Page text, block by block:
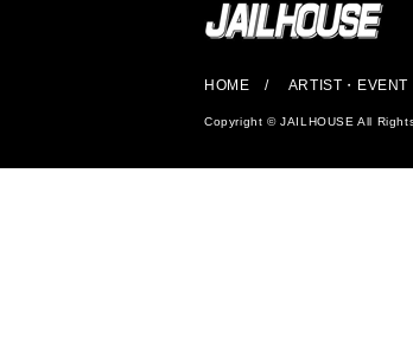
HOME ARTIST・EVENT
Copyright © JAILHOUSE All